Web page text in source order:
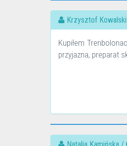
Krzysztof
Kupiłem
przyjazna, preparat